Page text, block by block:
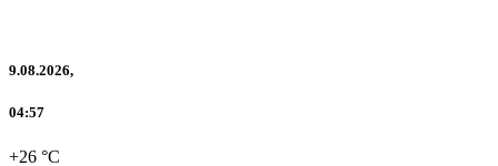
9.08.2026,
04:57
+26 °C